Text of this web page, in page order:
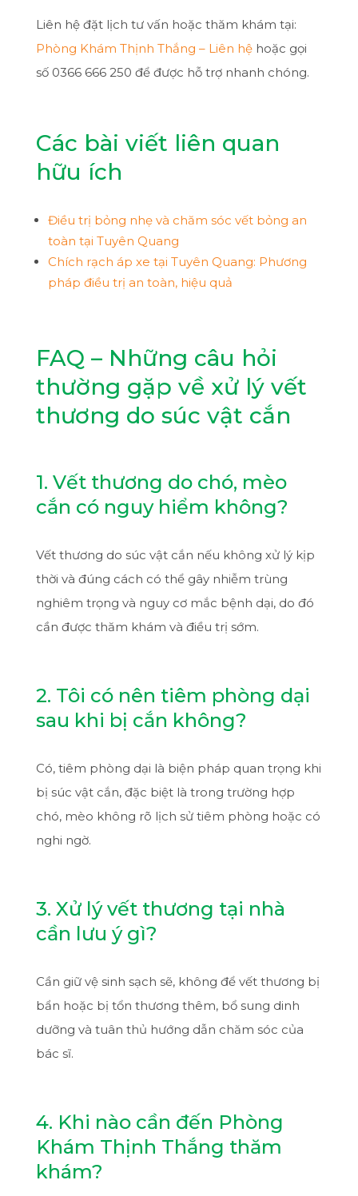
Liên hệ đặt lịch tư vấn hoặc thăm khám tại:
Phòng Khám Thịnh Thắng – Liên hệhoặc gọi
số 0366 666 250 để được hỗ trợ nhanh chóng.
Các bài viết liên quan
hữu ích
Điều trị bỏng nhẹ và chăm sóc vết bỏng an
toàn tại Tuyên Quang
Chích rạch áp xe tại Tuyên Quang: Phương
pháp điều trị an toàn, hiệu quả
FAQ – Những câu hỏi
thường gặp về xử lý vết
thương do súc vật cắn
1. Vết thương do chó, mèo
cắn có nguy hiểm không?
Vết thương do súc vật cắn nếu không xử lý kịp
thời và đúng cách có thể gây nhiễm trùng
nghiêm trọng và nguy cơ mắc bệnh dại, do đó
cần được thăm khám và điều trị sớm.
2. Tôi có nên tiêm phòng dại
sau khi bị cắn không?
Có, tiêm phòng dại là biện pháp quan trọng khi
bị súc vật cắn, đặc biệt là trong trường hợp
chó, mèo không rõ lịch sử tiêm phòng hoặc có
nghi ngờ.
3. Xử lý vết thương tại nhà
cần lưu ý gì?
Cần giữ vệ sinh sạch sẽ, không để vết thương bị
bẩn hoặc bị tổn thương thêm, bổ sung dinh
dưỡng và tuân thủ hướng dẫn chăm sóc của
bác sĩ.
4. Khi nào cần đến Phòng
Khám Thịnh Thắng thăm
khám?